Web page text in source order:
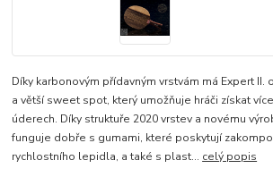
Díky karbonovým přídavným vrstvám má Expert II.
a větší sweet spot, který umožňuje hráči získat
úderech. Díky struktuře 2020 vrstev a novému
funguje dobře s gumami, které poskytují
rychlostního lepidla, a také s plast... celý popis